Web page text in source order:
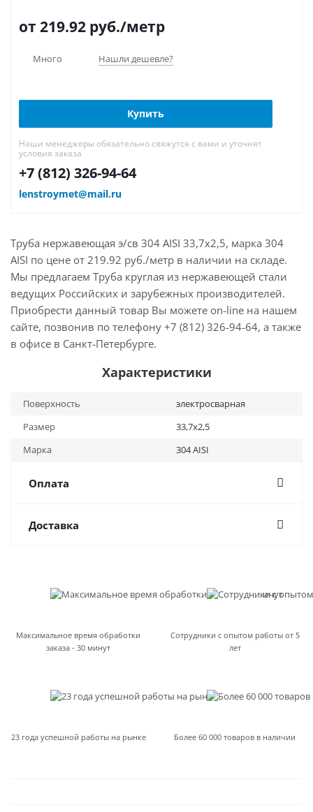
от 219.92 руб./метр
Много Нашли дешевле?
Купить
Наши менеджеры обязательно свяжутся с вами и уточнят
условия заказа
+7 (812) 326-94-64
lenstroymet@mail.ru
Труба нержавеющая э/св 304 AISI 33,7х2,5, марка 304
AISI по цене от 219.92 руб./метр в наличии на складе.
Мы предлагаем Труба круглая из нержавеющей стали
ведущих Российских и зарубежных производителей.
Приобрести данный товар Вы можете on-line на нашем
сайте, позвонив по телефону +7 (812) 326-94-64, а также
в офисе в Санкт-Петербурге.
Характеристики
Поверхность
электросварная
Размер
33,7х2,5
Марка
304 AISI
Оплата
Доставка
Максимальное время обработки
заказа - 30 минут
Сотрудники с опытом работы от 5
лет
23 года успешной работы на рынке Более 60 000 товаров в наличии